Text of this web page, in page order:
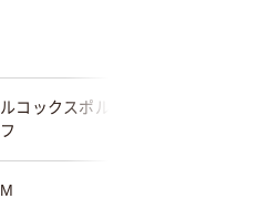
ルコックスポルティ
フ
M